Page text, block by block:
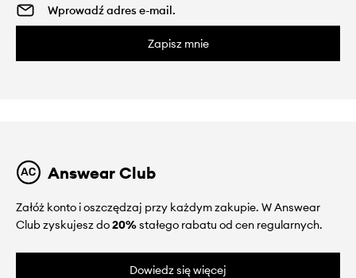
Zapisz mnie
Answear Club
Załóż konto i oszczędzaj przy każdym zakupie. W Answear
Club zyskujesz do20%stałego rabatu od cen regularnych.
Dowiedz się więcej